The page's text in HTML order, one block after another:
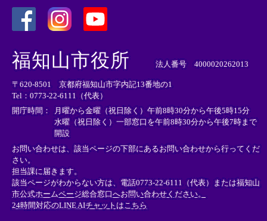
外
部
リ
ン
ク
＞
外
リ
ン
ク
＞
外
部
ン
ク
＞
福知山市役所 法人番号 4000020262013
〒620-8501 京都府福知山市字内記13番地の1
Tel：0773-22-6111（代表）
開庁時間：
月曜から金曜（祝日除く）午前8時30分から午後5時15分
水曜（祝日除く）一部窓口を午前8時30分から午後7時まで
開設
お問い合わせは、該当ページの下部にあるお問い合わせから行ってくだ
さい。
担当課に届きます。
該当ページがわからない方は、電話0773-22-6111（代表）または福知山
市公式ホームページ総合窓口へお問い合わせください。
24時間対応のLINE AIチャットはこちら